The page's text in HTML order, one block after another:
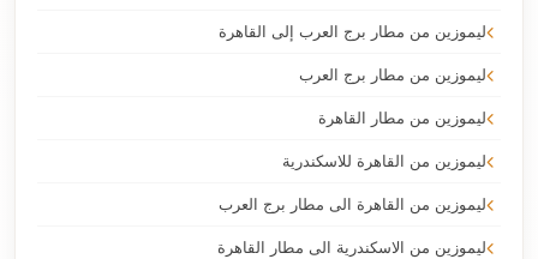
ليموزين من مطار برج العرب إلى القاهرة
ليموزين من مطار برج العرب
ليموزين من مطار القاهرة
ليموزين من القاهرة للاسكندرية
ليموزين من القاهرة الى مطار برج العرب
ليموزين من الاسكندرية الى مطار القاهرة